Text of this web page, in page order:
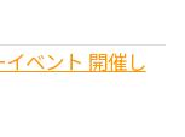
ベント 開催し